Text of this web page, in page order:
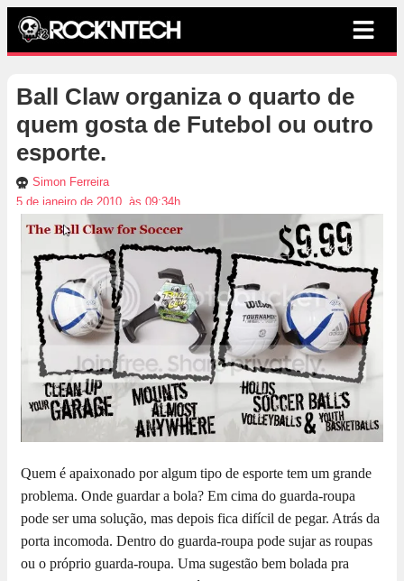
Ball Claw organiza o quarto de
quem gosta de Futebol ou outro
esporte.
Simon Ferreira
5 de janeiro de 2010, às 09:34h
Quem é apaixonado por algum tipo de esporte tem um grande
problema. Onde guardar a bola? Em cima do guarda-roupa
pode ser uma solução, mas depois fica difícil de pegar. Atrás da
porta incomoda. Dentro do guarda-roupa pode sujar as roupas
ou o próprio guarda-roupa. Uma sugestão bem bolada pra